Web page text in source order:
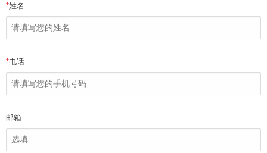
*姓名
*电话
邮箱